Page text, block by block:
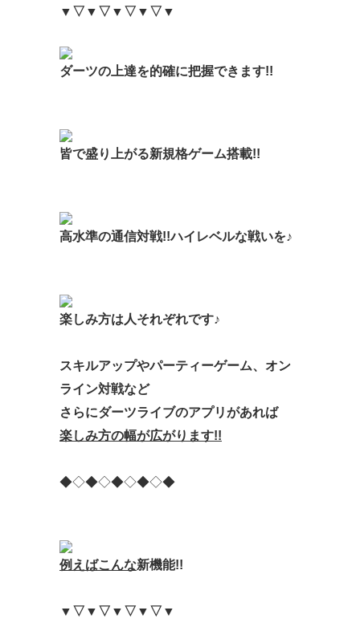
▼▽▼▽▼▽▼▽▼
ダーツの上達を的確に把握できます!!
皆で盛り上がる新規格ゲーム搭載!!
高水準の通信対戦!!ハイレベルな戦いを♪
楽しみ方は 人それぞれです♪
スキルアップやパーティーゲーム、 オン
ライン対戦など
さらにダーツライブのアプリがあれば
楽しみ方の幅が広がります!!
◆◇◆◇◆◇◆◇◆
例えばこんな新機能!!
▼▽▼▽▼▽▼▽▼